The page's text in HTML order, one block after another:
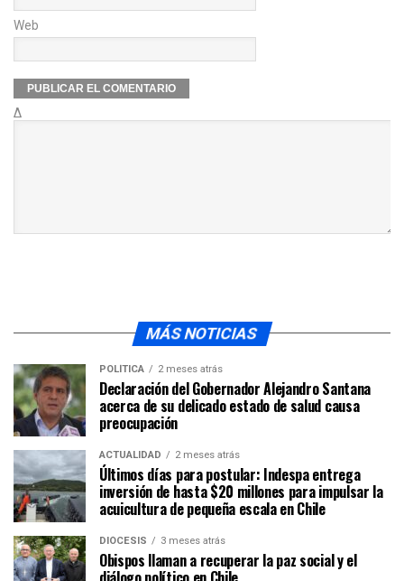
Web
Δ
MÁS NOTICIAS
POLÍTICA 2 meses atrás
Declaración del Gobernador Alejandro Santana
acerca de su delicado estado de salud causa
preocupación
ACTUALIDAD 2 meses atrás
Últimos días para postular: Indespa entrega
inversión de hasta $20 millones para impulsar la
acuicultura de pequeña escala en Chile
DIÓCESIS 3 meses atrás
Obispos llaman a recuperar la paz social y el